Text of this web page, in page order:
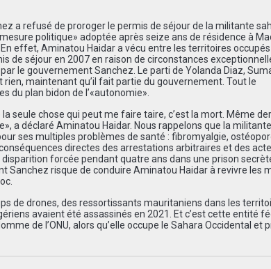
a refusé de proroger le permis de séjour de la militante
politique» adoptée après seize ans de résidence à
effet, Aminatou Haidar a vécu entre les territoires
de séjour en 2007 en raison de circonstances
le gouvernement Sanchez. Le parti de Yolanda Diaz,
maintenant qu’il fait partie du gouvernement. Tout le
du plan bidon de l’«autonomie».
seule chose qui peut me faire taire, c’est la mort. Même
a déclaré Aminatou Haidar. Nous rappelons que la
ses multiples problèmes de santé : fibromyalgie,
directes des arrestations arbitraires et des
disparition forcée pendant quatre ans dans une prison
Sanchez risque de conduire Aminatou Haidar à revivre les
de drones, des ressortissants mauritaniens dans les
avaient été assassinés en 2021. Et c’est cette entité
de l’ONU, alors qu’elle occupe le Sahara Occidental et